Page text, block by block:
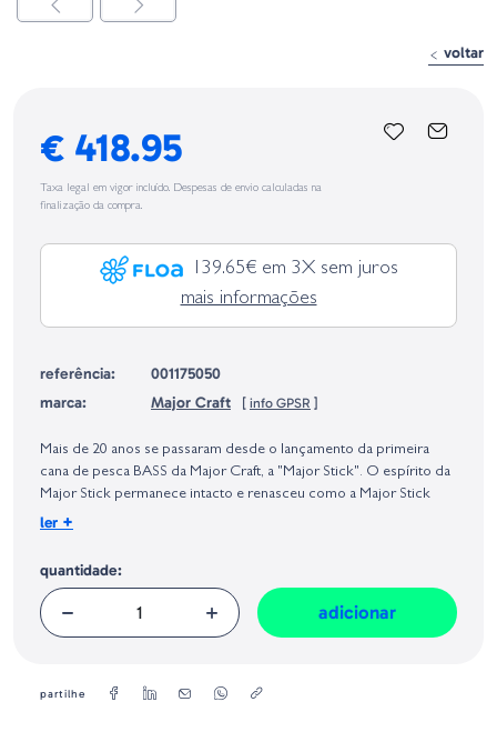
voltar
€ 418.95
Taxa legal em vigor incluído. Despesas de envio calculadas na
finalização da compra.
139.65€ em 3X sem juros
mais informações
referência:
001175050
marca:
Major Craft [ info GPSR ]
Europeia, dos produtos da marca, conforme requerido no Regulamento
Geral sobre a Segurança dos Produtos (GPSR):
Mais de 20 anos se passaram desde o lançamento da primeira
cana de pesca BASS da Major Craft, a "Major Stick". O espírito da
Major Stick permanece intacto e renasceu como a Major Stick
"LEGADO", equipada com a mais recente tecnologia.
impregnado de carbono do Japão, e o carbono Mitsubishi High
Modus, e melhorando a sua resistência com o nosso método de
fabrico exclusivo R360, criámos uma cana que combina "leveza",
"potência" e "sensibilidade" como nunca antes. Também
desempenho de lançamento e possa ser utilizada durante todo o
ler +
quantidade:
adicionar
partilhe